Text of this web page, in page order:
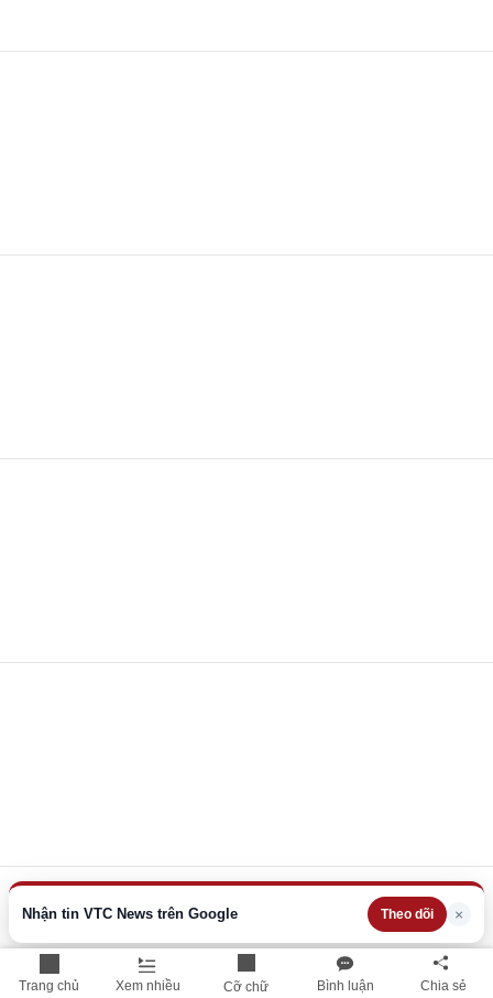
Trang chủ Xem nhiều Cỡ chữ Bình luận Chia sẻ
Nhận tin VTC News trên Google Theo dõi ×